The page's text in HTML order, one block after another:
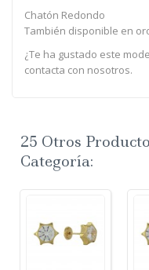
Chatón Redondo
También disponible en
¿Te ha gustado este
contacta con nosotros.
25 Otros
Categoría: